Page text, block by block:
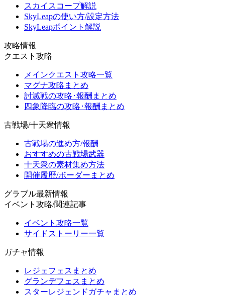
スカイスコープ解説
SkyLeapの使い方/設定方法
SkyLeapポイント解説
攻略情報
クエスト攻略
メインクエスト攻略一覧
マグナ攻略まとめ
討滅戦の攻略･報酬まとめ
四象降臨の攻略･報酬まとめ
古戦場/十天衆情報
古戦場の進め方/報酬
おすすめの古戦場武器
十天衆の素材集め方法
開催履歴/ボーダーまとめ
グラブル最新情報
イベント攻略/関連記事
イベント攻略一覧
サイドストーリー一覧
ガチャ情報
レジェフェスまとめ
グランデフェスまとめ
スターレジェンドガチャまとめ